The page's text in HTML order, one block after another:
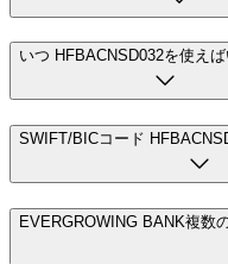
いつ HFBACNSD032を使え
SWIFT/BICコード
EVERGROWING BANK複数